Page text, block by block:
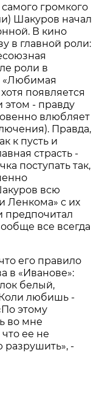
громкого
Шакуров начал
В кино
в главной роли:
роли в
«Любимая
появляется
этом - правду
влюбляет
Правда,
к пусть и
страсть -
поступать так,
всю
Ленкома» с их
предпочитал
все всегда
его правило
в «Иванове»:
белый,
Коли любишь -
этому
во мне
ее не
-